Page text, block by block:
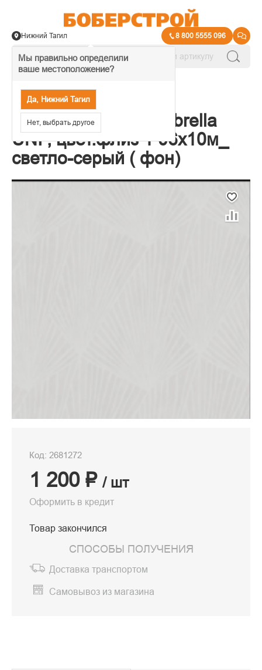
Мы правильно определили
ваше местоположение?
Да, Нижний Тагил
Нет, выбрать другое
Нижний Тагил 8 800 5555 096
45-269-02 Обои Umbrella
UNI , цвет.флиз 1 06х10м_
светло-серый ( фон)
Код: 2681272
1 200 ₽ / шт
Оформить в кредит
Товар закончился
СПОСОБЫ ПОЛУЧЕНИЯ
Доставка транспортом
Самовывоз из магазина